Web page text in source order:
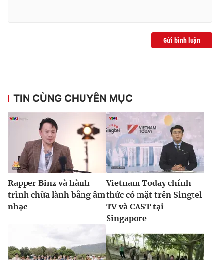
Gửi bình luận
TIN CÙNG CHUYÊN MỤC
Rapper Binz và hành
trình chữa lành bằng âm
nhạc
Vietnam Today chính
thức có mặt trên Singtel
TV và CAST tại
Singapore